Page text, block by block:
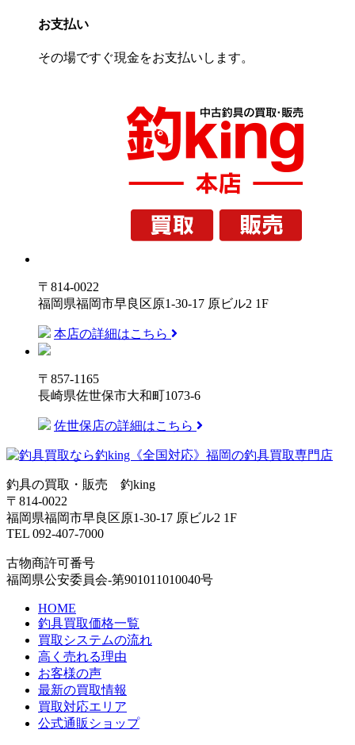
お支払い
その場ですぐ現金をお支払いします。
〒814-0022
福岡県福岡市早良区原1-30-17 原ビル2 1F
本店の詳細はこちら
〒857-1165
長崎県佐世保市大和町1073-6
佐世保店の詳細はこちら
釣具の買取・販売 釣king
〒814-0022
福岡県福岡市早良区原1-30-17 原ビル2 1F
TEL 092-407-7000
古物商許可番号
福岡県公安委員会-第901011010040号
HOME
釣具買取価格一覧
買取システムの流れ
高く売れる理由
お客様の声
最新の買取情報
買取対応エリア
公式通販ショップ